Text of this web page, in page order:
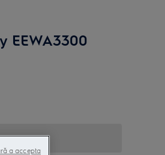
EEWA3300
a accepta